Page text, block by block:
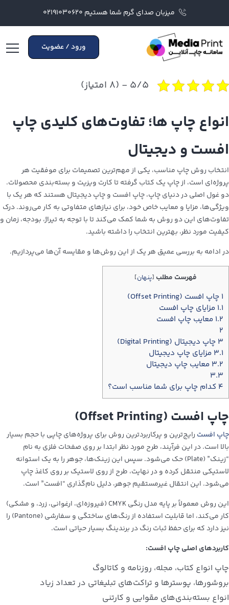
میزبان صدای گرم شما هستیم ۰۲۱۹۱۰۳۰۶۲۰
ورود / عضویت
۵/۵ - (۸ امتیاز)
انواع چاپ ها؛ تفاوت‌های کلیدی چاپ
افست و دیجیتال
انتخاب روش چاپ مناسب، یکی از مهم‌ترین تصمیمات برای موفقیت هر
پروژه‌ای است، از چاپ یک کتاب گرفته تا کارت ویزیت و بسته‌بندی محصولات.
دو غول اصلی در دنیای چاپ، چاپ افست و چاپ دیجیتال هستند که هر یک با
ویژگی‌ها، مزایا و معایب خاص خود، برای نیازهای متفاوتی به کار می‌روند. درک
تفاوت‌های این دو روش به شما کمک می‌کند تا با توجه به تیراژ، بودجه، زمان و
کیفیت مورد نظر، بهترین انتخاب را داشته باشید.
در ادامه به بررسی عمیق هر یک از این روش‌ها و مقایسه آن‌ها می‌پردازیم.
فهرست مطلب [پنهان]
۱ چاپ افست (Offset Printing)
۱.۱ مزایای چاپ افست
۱.۲ معایب چاپ افست
۲
۳ چاپ دیجیتال (Digital Printing)
۳.۱ مزایای چاپ دیجیتال
۳.۲ معایب چاپ دیجیتال
۳.۳
۴ کدام چاپ برای شما مناسب است؟
چاپ افست (Offset Printing)
چاپ افست رایج‌ترین و پرکاربردترین روش برای پروژه‌های چاپی با حجم بسیار
بالا است. در این فرآیند، طرح مورد نظر ابتدا بر روی صفحات فلزی به نام
“زینک” (Plate) حک می‌شود. سپس این زینک‌ها، جوهر را به یک استوانه
لاستیکی منتقل کرده و در نهایت، طرح از روی لاستیک بر روی کاغذ چاپ
می‌شود. این انتقال غیرمستقیم جوهر، دلیل نام‌گذاری “افست” است.
این روش معمولاً بر پایه مدل رنگی CMYK (فیروزه‌ای، ارغوانی، زرد، و مشکی)
کار می‌کند، اما قابلیت استفاده از رنگ‌های ساختگی و سفارشی (Pantone) را
نیز دارد که برای حفظ ثبات رنگ در برندینگ بسیار حیاتی است.
کاربردهای اصلی چاپ افست:
چاپ انواع کتاب، مجله، روزنامه و کاتالوگ
بروشورها، پوسترها و تراکت‌های تبلیغاتی در تعداد زیاد
انواع بسته‌بندی‌های مقوایی و کارتنی